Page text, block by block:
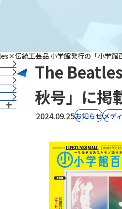
伝統工芸品 小学館発行の「小学館
The
秋号」に掲
2024.09.25お知らせメデ